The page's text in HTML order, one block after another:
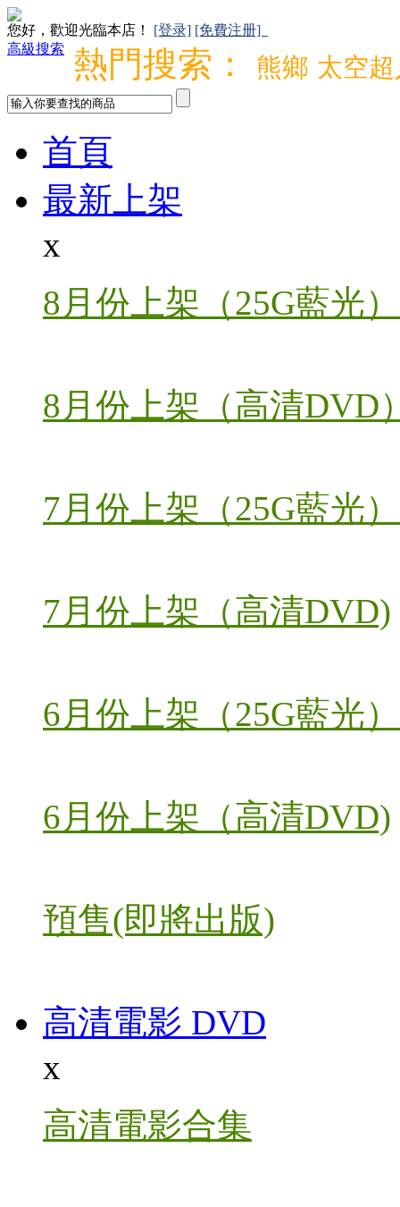
您好，歡迎光臨本店！ [登录] [免費注册]
高級搜索
熱門搜索： 熊鄉 太空
首頁
最新上架
x
8月份上架（25G藍光）
8月份上架（高清DVD
7月份上架（25G藍光）
7月份上架（高清DVD)
6月份上架（25G藍光）
6月份上架（高清DVD)
預售(即將出版)
高清電影 DVD
x
高清電影合集